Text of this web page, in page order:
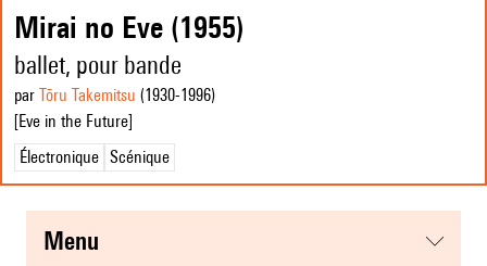
Mirai no Eve (1955)
ballet, pour bande
par Tōru Takemitsu (1930-1996)
[Eve in the Future]
Électronique Scénique
menu